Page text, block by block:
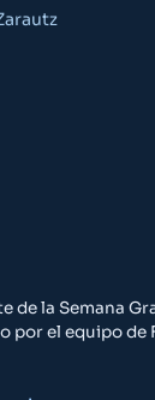
de la Semana
por el equipo de